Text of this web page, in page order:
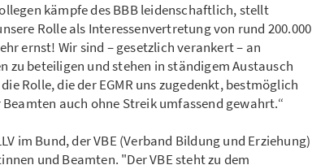
kämpfe des BBB leidenschaftlich, stellt
Rolle als Interessenvertretung von rund 200.000
ernst! Wir sind – gesetzlich verankert – an
zu beteiligen und stehen in ständigem Austausch
Rolle, die der EGMR uns zugedenkt, bestmöglich
auch ohne Streik umfassend gewahrt.“
im Bund, der VBE (Verband Bildung und Erziehung)
und Beamten. "Der VBE steht zu dem